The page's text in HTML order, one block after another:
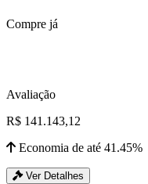
Compre já
Avaliação
R$ 141.143,12
Economia de até 41.45%
Ver Detalhes